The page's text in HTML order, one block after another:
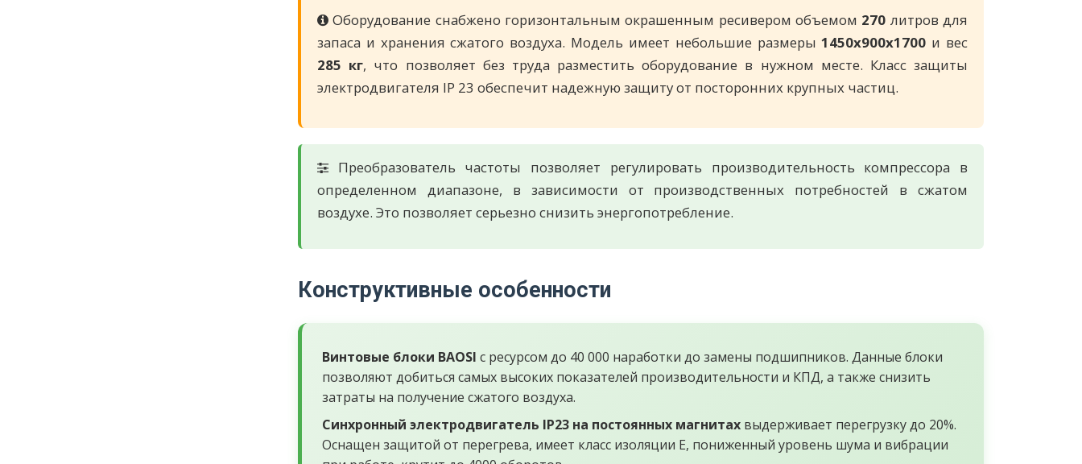
Оборудование снабжено горизонтальным окрашенным ресивером объемом 270 литров для
запаса и хранения сжатого воздуха. Модель имеет небольшие размеры1450х900х1700 и вес
285 кг, что позволяет без труда разместить оборудование в нужном месте. Класс защиты
электродвигателя IP 23 обеспечит надежную защиту от посторонних крупных частиц.
Преобразователь частоты позволяет регулировать производительность компрессора в
определенном диапазоне, в зависимости от производственных потребностей в сжатом
воздухе. Это позволяет серьезно снизить энергопотребление.
Конструктивные особенности
Винтовые блоки BAOSI с ресурсом до 40 000 наработки до замены подшипников. Данные блоки
позволяют добиться самых высоких показателей производительности и КПД, а также снизить
затраты на получение сжатого воздуха.
Синхронный электродвигатель IP23 на постоянных магнитах выдерживает перегрузку до 20%.
Оснащен защитой от перегрева, имеет класс изоляции Е, пониженный уровень шума и вибрации